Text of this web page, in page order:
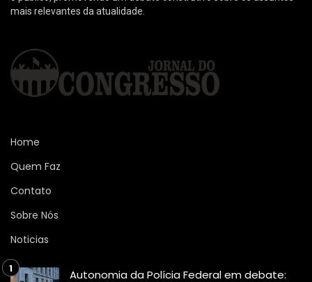
mais relevantes da atualidade.
Home
Quem Faz
Contato
Sobre Nós
Noticias
Autonomia da Polícia Federal em debate: